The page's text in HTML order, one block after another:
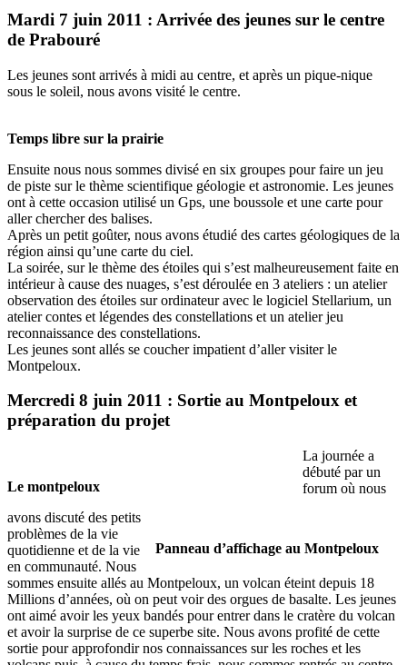
Mardi 7 juin 2011 : Arrivée des jeunes sur le centre
de Prabouré
Les jeunes sont arrivés à midi au centre, et après un pique-nique
sous le soleil, nous avons visité le centre.
Temps libre sur la prairie
Ensuite nous nous sommes divisé en six groupes pour faire un jeu
de piste sur le thème scientifique géologie et astronomie. Les jeunes
ont à cette occasion utilisé un Gps, une boussole et une carte pour
aller chercher des balises.
Après un petit goûter, nous avons étudié des cartes géologiques de la
région ainsi qu’une carte du ciel.
La soirée, sur le thème des étoiles qui s’est malheureusement faite en
intérieur à cause des nuages, s’est déroulée en 3 ateliers : un atelier
observation des étoiles sur ordinateur avec le logiciel Stellarium, un
atelier contes et légendes des constellations et un atelier jeu
reconnaissance des constellations.
Les jeunes sont allés se coucher impatient d’aller visiter le
Montpeloux.
Mercredi 8 juin 2011 : Sortie au Montpeloux et
préparation du projet
Le montpeloux
Panneau d’affichage au Montpeloux
La journée a
débuté par un
forum où nous
avons discuté des petits
problèmes de la vie
quotidienne et de la vie
en communauté. Nous
sommes ensuite allés au Montpeloux, un volcan éteint depuis 18
Millions d’années, où on peut voir des orgues de basalte. Les jeunes
ont aimé avoir les yeux bandés pour entrer dans le cratère du volcan
et avoir la surprise de ce superbe site. Nous avons profité de cette
sortie pour approfondir nos connaissances sur les roches et les